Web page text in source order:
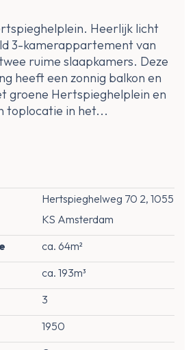
Heerlijk licht
3-kamerappartement van
ruime slaapkamers. Deze
heeft een zonnig balkon en
groene Hertspieghelplein en
toplocatie in het...
Hertspieghelweg 70 2, 1055
KS Amsterdam
ca. 64m²
ca. 193m³
3
1950